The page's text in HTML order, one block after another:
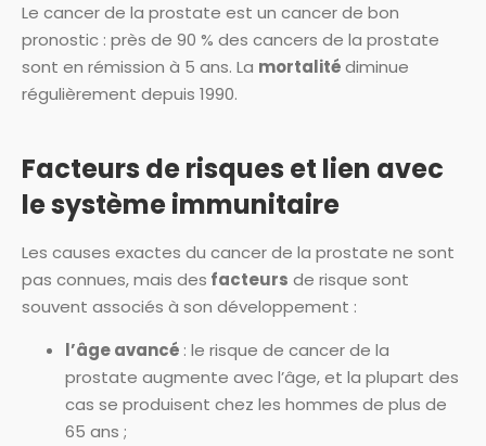
Le cancer de la prostate est un cancer de bon
pronostic : près de 90 % des cancers de la prostate
sont en rémission à 5 ans. La mortalitédiminue
régulièrement depuis 1990.
Facteurs de risques et lien avec
le système immunitaire
Les causes exactes du cancer de la prostate ne sont
pas connues, mais des facteurs de risque sont
souvent associés à son développement :
l’âge avancé : le risque de cancer de la
prostate augmente avec l’âge, et la plupart des
cas se produisent chez les hommes de plus de
65 ans ;